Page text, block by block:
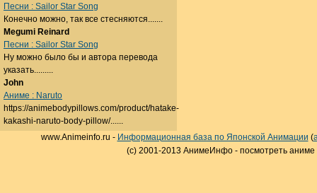
Песни : Sailor Star Song
Конечно можно, так все стесняются.......
Megumi Reinard
Песни : Sailor Star Song
Ну можно было бы и автора перевода
указать.........
John
Аниме : Naruto
https://animebodypillows.com/product/hatake-
kakashi-naruto-body-pillow/......
www.Animeinfo.ru - Информационная база по Японской Анимации (
(c) 2001-2013 АнимеИнфо - посмотреть аниме